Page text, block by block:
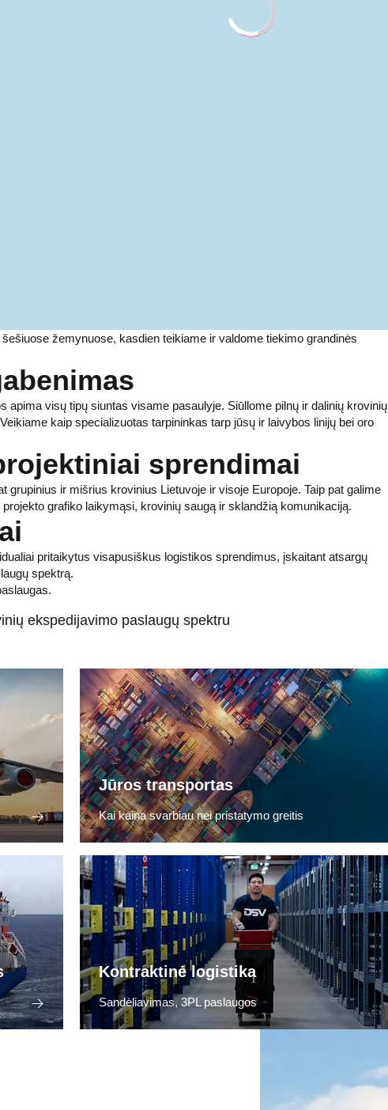
žemynuose, kasdien teikiame ir valdome tiekimo grandinės
apima visų tipų siuntas visame pasaulyje. Siūllome pilnų ir dalinių krovinių
kaip specializuotas tarpininkas tarp jūsų ir laivybos linijų bei oro
sprendimai
grupinius ir mišrius krovinius Lietuvoje ir visoje Europoje. Taip pat galime
grafiko laikymąsi, krovinių saugą ir sklandžią komunikaciją.
pritaikytus visapusiškus logistikos sprendimus, įskaitant atsargų
spektrą.
ekspedijavimo paslaugų spektru
Jūros transportas
Kai kaina svarbiau nei pristatymo greitis
Kontraktinė logistika
Sandėliavimas, 3PL paslaugos